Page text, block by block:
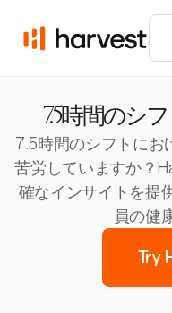
7.5時間のシ
7.5時間のシフトにお
苦労していますか？
確なインサイトを提
員の健
Try